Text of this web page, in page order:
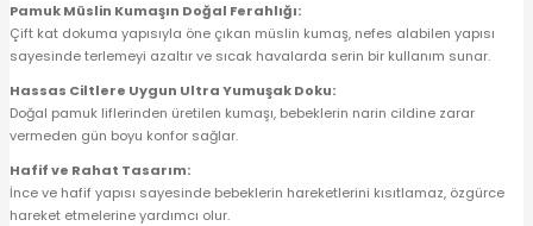
Pamuk Müslin Kumaşın Doğal Ferahlığı:
Çift kat dokuma yapısıyla öne çıkan müslin kumaş, nefes alabilen yapısı
sayesinde terlemeyi azaltır ve sıcak havalarda serin bir kullanım sunar.
Hassas Ciltlere Uygun Ultra Yumuşak Doku:
Doğal pamuk liflerinden üretilen kumaşı, bebeklerin narin cildine zarar
vermeden gün boyu konfor sağlar.
Hafif ve Rahat Tasarım:
İnce ve hafif yapısı sayesinde bebeklerin hareketlerini kısıtlamaz, özgürce
hareket etmelerine yardımcı olur.